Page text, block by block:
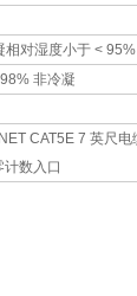
相对湿度小于 < 95%
非冷凝
CAT5E 7 英尺
数入口